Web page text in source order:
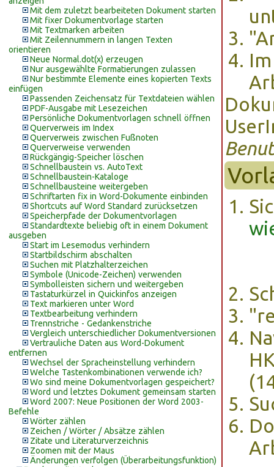
Mit dem zuletzt bearbeiteten Dokument starten
Mit fixer Dokumentvorlage starten
Mit Textmarken arbeiten
Mit Zeilennummern in langen Texten
orientieren
Neue Normal.dot(x) erzeugen
Nur ausgewählte Formatierungen zulassen
Nur bestimmte Elemente eines kopierten Texts
einfügen
Passenden Zeichensatz für Textdateien wählen
PDF-Ausgabe mit Lesezeichen
Persönliche Dokumentvorlagen schnell öffnen
Querverweis im Index
Querverweis zwischen Fußnoten
Querverweise verwenden
Rückgängig-Speicher löschen
Schnellbaustein vs. AutoText
Schnellbaustein-Kataloge
Schnellbausteine weitergeben
Schriftarten fix in Word-Dokumente einbinden
Shortcuts auf Word Standard zurücksetzen
Speicherpfade der Dokumentvorlagen
Standardtexte beliebig oft in einem Dokument
ausgeben
Start im Lesemodus verhindern
Startbildschirm abschalten
Suchen mit Platzhalterzeichen
Symbole (Unicode-Zeichen) verwenden
Symbolleisten sichern und weitergeben
Tastaturkürzel in Quickinfos anzeigen
Text markieren unter Word
Textbearbeitung verhindern
Trennstriche - Gedankenstriche
Vergleich unterschiedlicher Dokumentversionen
Vertrauliche Daten aus Word-Dokument
entfernen
Wechsel der Spracheinstellung verhindern
Welche Tastenkombinationen verwende ich?
Wo sind meine Dokumentvorlagen gespeichert?
Word und letztes Dokument gemeinsam starten
Word 2007: Neue Positionen der Word 2003-
Befehle
Wörter zählen
Zeichen / Wörter / Absätze zählen
Zitate und Literaturverzeichnis
Zoomen mit der Maus
Änderungen verfolgen (Überarbeitungsfunktion)